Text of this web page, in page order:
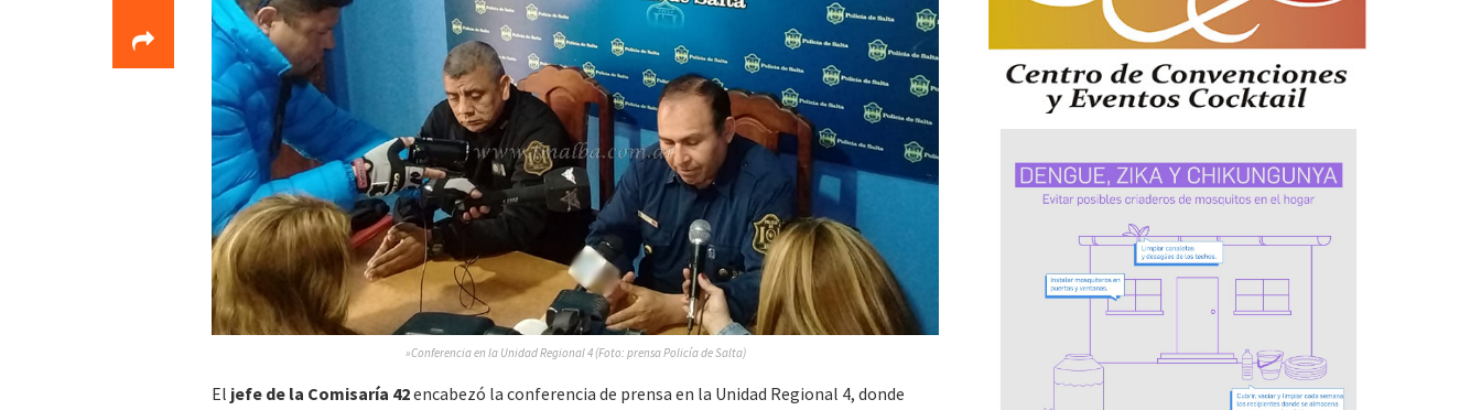
»Conferencia en la Unidad Regional 4 (Foto: prensa Policía de Salta)
El jefe de la Comisaría 42encabezó la conferencia de prensa en la Unidad Regional 4, donde